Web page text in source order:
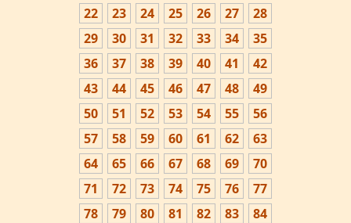
22
23 24 25 26 27
28
29
30 31 32 33 34
35
36
37 38 39 40 41
42
43
44 45 46 47 48
49
50
51 52 53 54 55
56
57
58 59 60 61 62
63
64
65 66 67 68 69
70
71
72 73 74 75 76
77
78
79 80 81 82 83
84